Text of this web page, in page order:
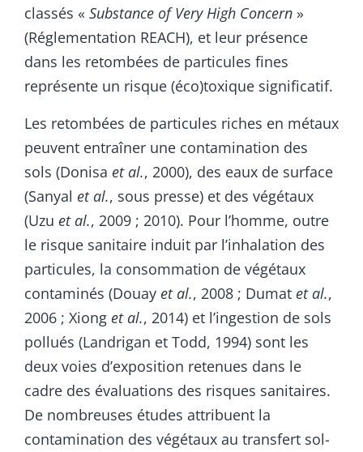
classés « Substance of Very High Concern »
(Réglementation REACH), et leur présence
dans les retombées de particules fines
représente un risque (éco)toxique significatif.
Les retombées de particules riches en métaux
peuvent entraîner une contamination des
sols (Donisa et al., 2000), des eaux de surface
(Sanyal et al., sous presse) et des végétaux
(Uzu et al., 2009 ; 2010). Pour l’homme, outre
le risque sanitaire induit par l’inhalation des
particules, la consommation de végétaux
contaminés (Douay et al., 2008 ; Dumat et al.,
2006 ; Xiong et al., 2014) et l’ingestion de sols
pollués (Landrigan et Todd, 1994) sont les
deux voies d’exposition retenues dans le
cadre des évaluations des risques sanitaires.
De nombreuses études attribuent la
contamination des végétaux au transfert sol-